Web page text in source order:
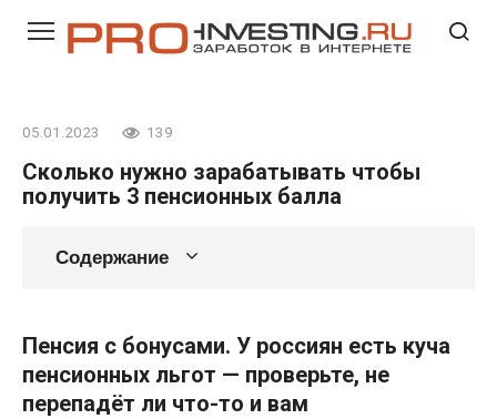
05.01.2023 139
Сколько нужно зарабатывать чтобы
получить 3 пенсионных балла
Содержание
Пенсия с бонусами. У россиян есть куча
пенсионных льгот — проверьте, не
перепадёт ли что-то и вам